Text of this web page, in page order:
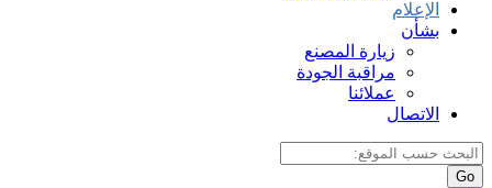
الإعلام
بشأن
زيارة المصنع
مراقبة الجودة
عملائنا
الاتصال
Go